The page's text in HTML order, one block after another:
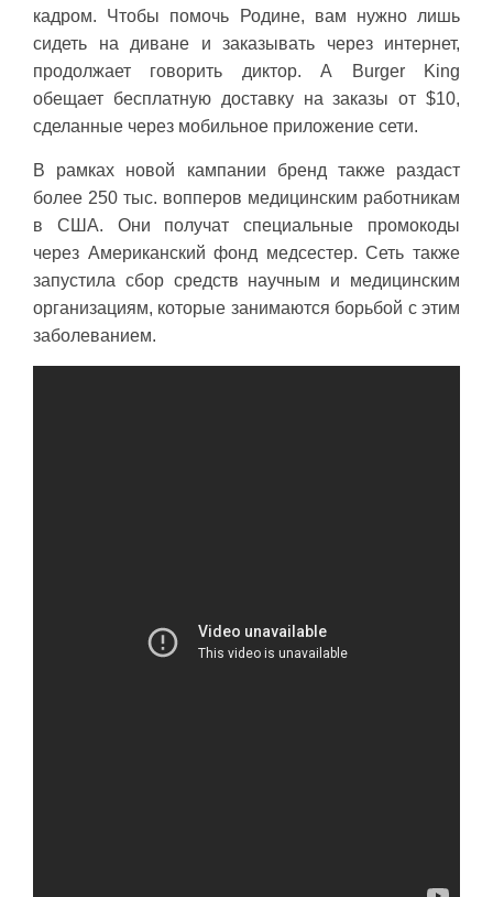
кадром. Чтобы помочь Родине, вам нужно лишь
сидеть на диване и заказывать через интернет,
продолжает говорить диктор. А Burger King
обещает бесплатную доставку на заказы от $10,
сделанные через мобильное приложение сети.
В рамках новой кампании бренд также раздаст
более 250 тыс. вопперов медицинским работникам
в США. Они получат специальные промокоды
через Американский фонд медсестер. Сеть также
запустила сбор средств научным и медицинским
организациям, которые занимаются борьбой с этим
заболеванием.